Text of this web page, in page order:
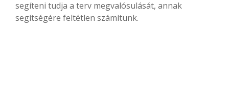
segíteni tudja a terv megvalósulását, annak
segítségére feltétlen számítunk.